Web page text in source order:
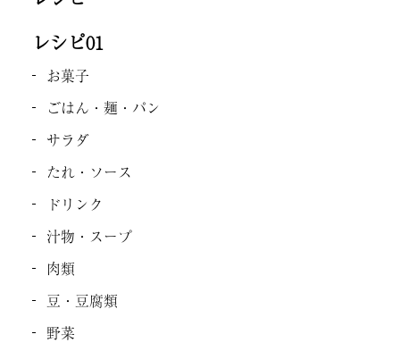
レシピ01
お菓子
ごはん・麺・パン
サラダ
たれ・ソース
ドリンク
汁物・スープ
肉類
豆・豆腐類
野菜